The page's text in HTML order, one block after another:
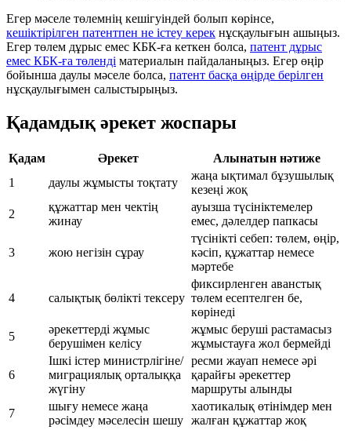
Егер мәселе төлемнің кешігуіндей болып көрінсе,
кешіктірілген патентпен не істеу керек нұсқаулығын ашыңыз.
Егер төлем дұрыс емес КБК-ға кеткен болса, патент дұрыс
емес КБК-ға төленді материалын пайдаланыңыз. Егер өңір
бойынша даулы мәселе болса, патент басқа өңірде берілген
нұсқаулығымен салыстырыңыз.
Қадамдық әрекет жоспары
Қадам Әрекет
Алынатын нәтиже
1
даулы жұмысты тоқтату
жаңа ықтимал бұзушылық
кезеңі жоқ
2
құжаттар мен чектің
жинау
ауызша түсініктемелер
емес, дәлелдер папкасы
3 жою негізін сұрау
түсінікті себеп: төлем, өңір,
кәсіп, құжаттар немесе
мәртебе
4 салықтық бөлікті тексеру
фиксирленген аванстық
төлем есептелген бе,
көрінеді
5
әрекеттерді жұмыс
берушімен келісу
жұмыс беруші растамасыз
жұмыстауға жол бермейді
6
Ішкі істер министрлігіне/
миграциялық орталыққа
жүгіну
ресми жауап немесе әрі
қарайғы әрекеттер
маршруты алынды
7
шығу немесе жаңа
рәсімдеу мәселесін шешу
хаотикалық өтінімдер мен
жалған құжаттар жоқ